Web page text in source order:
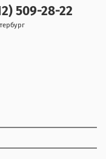
509-28-22